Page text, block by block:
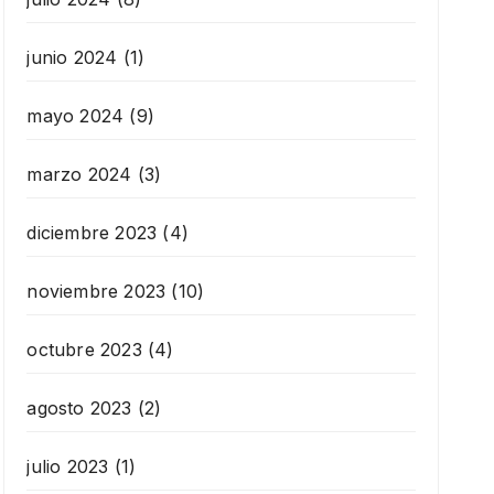
junio 2024 (1)
mayo 2024 (9)
marzo 2024 (3)
diciembre 2023 (4)
noviembre 2023 (10)
octubre 2023 (4)
agosto 2023 (2)
julio 2023 (1)